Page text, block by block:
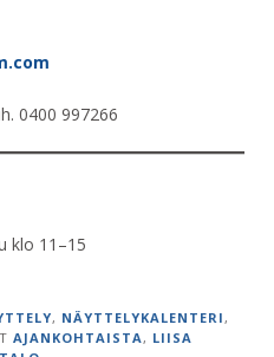
0400 997266
klo 11–15
, NÄYTTELYKALENTERI,
AJANKOHTAISTA, LIISA